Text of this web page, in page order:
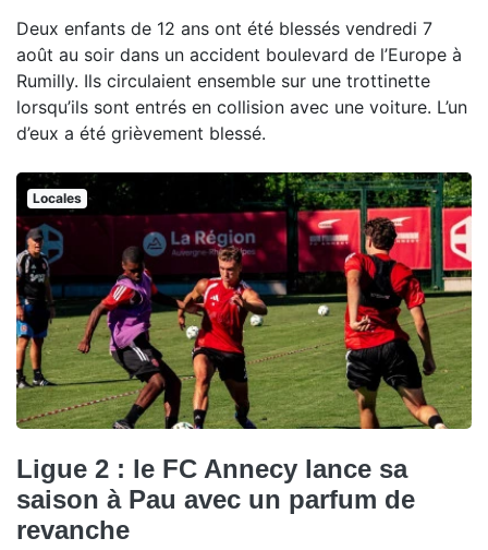
Deux enfants de 12 ans ont été blessés vendredi 7
août au soir dans un accident boulevard de l’Europe à
Rumilly. Ils circulaient ensemble sur une trottinette
lorsqu’ils sont entrés en collision avec une voiture. L’un
d’eux a été grièvement blessé.
Locales
Ligue 2 : le FC Annecy lance sa
saison à Pau avec un parfum de
revanche